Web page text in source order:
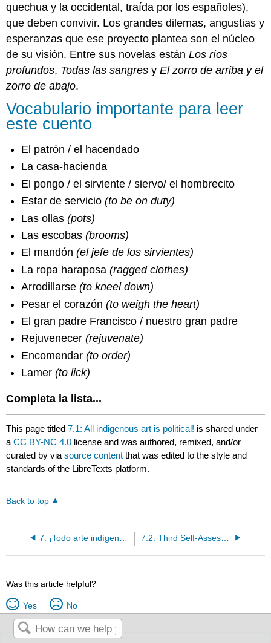
quechua y la occidental, traída por los españoles),
que deben convivir. Los grandes dilemas, angustias y
esperanzas que ese proyecto plantea son el núcleo
de su visión. Entre sus novelas estánLos ríos
profundos, Todas las sangres yEl zorro de arriba y el
zorro de abajo.
Vocabulario importante para leer
este cuento
El patrón / el hacendado
La casa-hacienda
El pongo / el sirviente / siervo/ el hombrecito
Estar de servicio(to be on duty)
Las ollas(pots)
Las escobas(brooms)
El mandón(el jefe de los sirvientes)
La ropa haraposa(ragged clothes)
Arrodillarse(to kneel down)
Pesar el corazón(to weigh the heart)
El gran padre Francisco / nuestro gran padre
Rejuvenecer(rejuvenate)
Encomendar(to order)
Lamer(to lick)
Completa la lista...
This page titled7.1: All indigenous art is political! is shared under
aCC BY-NC 4.0 license and was authored, remixed, and/or
curated byviasource content that was edited to the style and
standards of the LibreTexts platform.
Back to top
7.2: Third Self-Assessment
Was this article helpful?
Yes No